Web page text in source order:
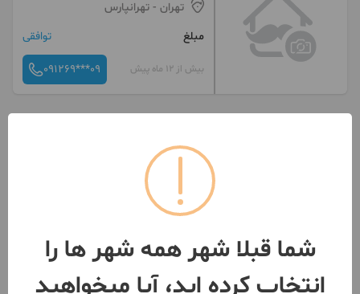
تهران - تهرانپارس
مبلغ
توافقی
بیش از 12 ماه پیش 091269***09
زمین حسن آباد۵۰۰۰۰
- تهرانپارس
مبلغ
شما قبلا شهر همه شهر ها را
انتخاب کرده اید، آیا میخواهید